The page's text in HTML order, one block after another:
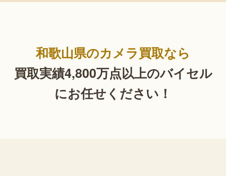
和歌山県のカメラ買取なら
買取実績4,800万点以上のバイセル
にお任せください！